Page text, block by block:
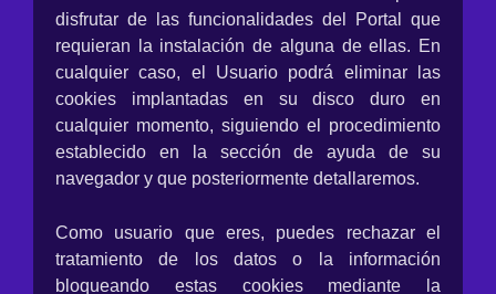
disfrutar de las funcionalidades del Portal que
requieran la instalación de alguna de ellas. En
cualquier caso, el Usuario podrá eliminar las
cookies implantadas en su disco duro en
cualquier momento, siguiendo el procedimiento
establecido en la sección de ayuda de su
navegador y que posteriormente detallaremos.
Como usuario que eres, puedes rechazar el
tratamiento de los datos o la información
bloqueando estas cookies mediante la